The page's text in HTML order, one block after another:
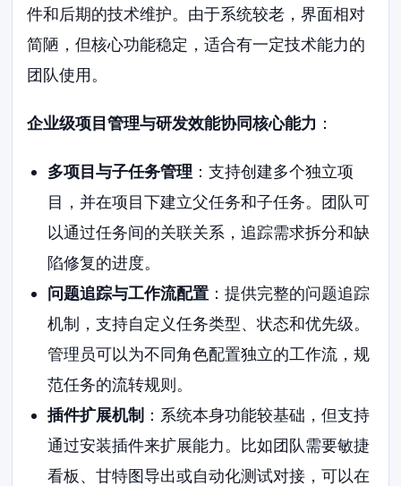
件和后期的技术维护。由于系统较老，界面相对
简陋，但核心功能稳定，适合有一定技术能力的
团队使用。
企业级项目管理与研发效能协同核心能力 ：
多项目与子任务管理 ：支持创建多个独立项
目，并在项目下建立父任务和子任务。团队可
以通过任务间的关联关系，追踪需求拆分和缺
陷修复的进度。
问题追踪与工作流配置：提供完整的问题追踪
机制，支持自定义任务类型、状态和优先级。
管理员可以为不同角色配置独立的工作流，规
范任务的流转规则。
插件扩展机制 ：系统本身功能较基础，但支持
通过安装插件来扩展能力。比如团队需要敏捷
看板、甘特图导出或自动化测试对接，可以在